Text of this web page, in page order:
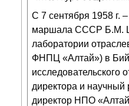
С 7 сентября 1958 г.
маршала СССР Б.М.
лаборатории
ФНПЦ «Алтай») в
исследовательского
директора и научный
директор НПО